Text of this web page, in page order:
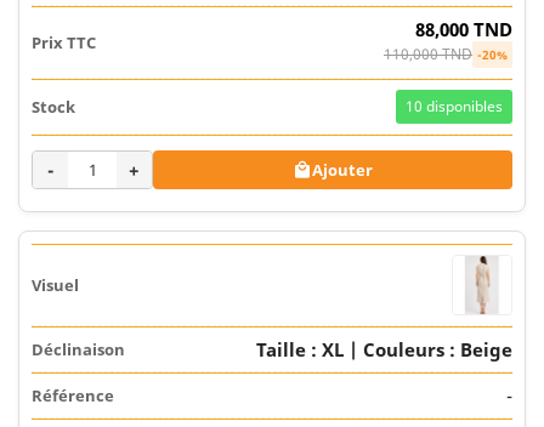
88,000 TND
110,000 TND -20%
10 disponibles
- + Ajouter
Taille : XL | Couleurs : Beige
-